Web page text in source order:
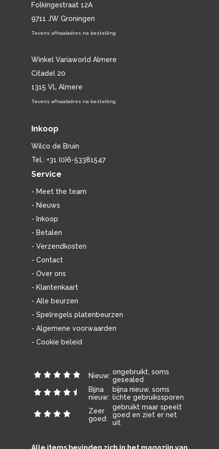
Folkingestraat 12A
9711 JW Groningen
Tevens afhaaladres na bestelling
Winkel Variaworld Almere
Citadel 20
1315 VL Almere
Tevens afhaaladres na bestelling
Inkoop
Wilco de Bruin
Tel.: +31 (0)6-53381547
Service
- Meet the team
- Nieuws
- Inkoop
- Betalen
- Verzendkosten
- Contact
- Over ons
- Klantenkaart
- Alle beurzen
- Spelregels platenbeurzen
- Algemene voorwaarden
- Cookie beleid
Nieuw: ongebruikt, soms
gesealed
Bijna
nieuw:
bijna nieuw, soms
lichte gebruikssporen
Zeer
goed:
gebruikt maar speelt
goed en ziet er net
uit